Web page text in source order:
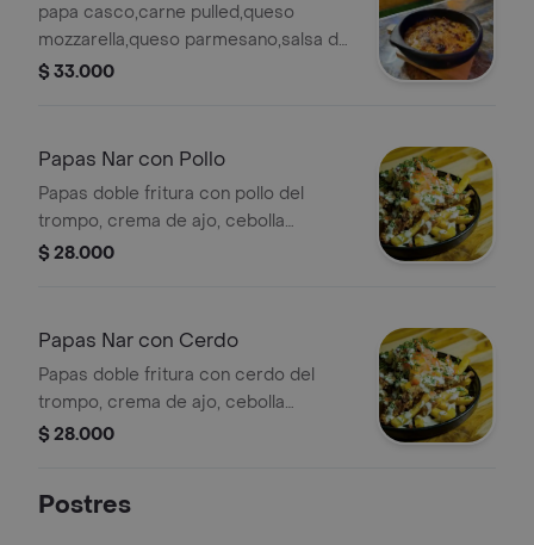
papa casco,carne pulled,queso
mozzarella,queso parmesano,salsa de
la casa
$ 33.000
Papas Nar con Pollo
Papas doble fritura con pollo del
trompo, crema de ajo, cebolla
acevichada, tomate y cilantro .
$ 28.000
Papas Nar con Cerdo
Papas doble fritura con cerdo del
trompo, crema de ajo, cebolla
acevichada, tomate y cilantro .
$ 28.000
Postres